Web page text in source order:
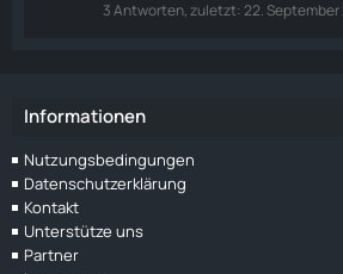
3 Antworten, zuletzt:22. September
Informationen
Nutzungsbedingungen
Datenschutzerklärung
Kontakt
Unterstütze uns
Partner